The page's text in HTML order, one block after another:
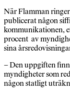
När Flamman
publicerat någon
kommunikationen,
procent av
sina
– Den uppgiften
myndigheter som
någon statligt